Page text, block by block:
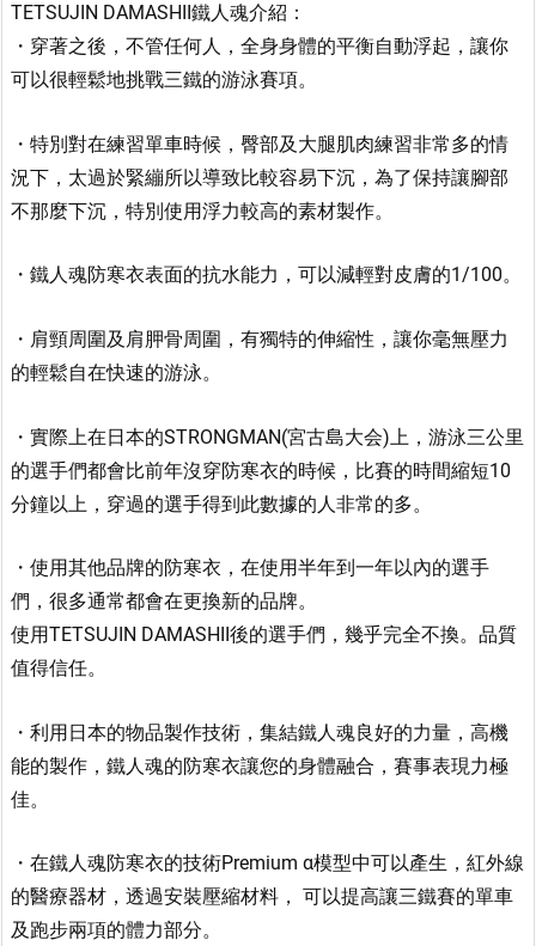
TETSUJIN DAMASHII鐵人魂介紹：
・穿著之後，不管任何人，全身身體的平衡自動浮起，讓你
可以很輕鬆地挑戰三鐵的游泳賽項。
・特別對在練習單車時候，臀部及大腿肌肉練習非常多的情
況下，太過於緊繃所以導致比較容易下沉，為了保持讓腳部
不那麼下沉，特別使用浮力較高的素材製作。
・鐵人魂防寒衣表面的抗水能力，可以減輕對皮膚的1/100。
・肩頸周圍及肩胛骨周圍，有獨特的伸縮性，讓你毫無壓力
的輕鬆自在快速的游泳。
・實際上在日本的STRONGMAN(宮古島大会)上，游泳三公里
的選手們都會比前年沒穿防寒衣的時候，比賽的時間縮短10
分鐘以上，穿過的選手得到此數據的人非常的多。
・使用其他品牌的防寒衣，在使用半年到一年以內的選手
們，很多通常都會在更換新的品牌。
使用TETSUJIN DAMASHII後的選手們，幾乎完全不換。品質
值得信任。
・利用日本的物品製作技術，集結鐵人魂良好的力量，高機
能的製作，鐵人魂的防寒衣讓您的身體融合，賽事表現力極
佳。
・在鐵人魂防寒衣的技術Premium α模型中可以產生，紅外線
的醫療器材，透過安裝壓縮材料， 可以提高讓三鐵賽的單車
及跑步兩項的體力部分。